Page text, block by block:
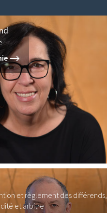
et règlement des différends,
et arbitre